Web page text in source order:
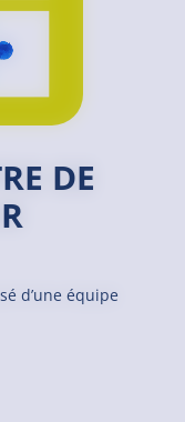
DE
d’une équipe